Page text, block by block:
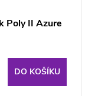
Poly II Azure
DO KOŠÍKU